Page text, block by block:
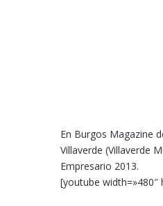
En Burgos Magazine
Villaverde (Villaverde
Empresario 2013.
[youtube